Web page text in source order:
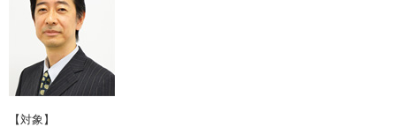
【対象】